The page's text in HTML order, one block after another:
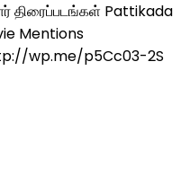
திரைப்படங்கள் Pattikada
Mentions
wp.me/p5Cc03-2S